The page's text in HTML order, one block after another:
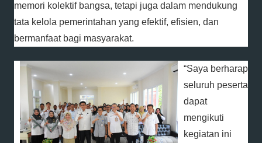
memori kolektif bangsa, tetapi juga dalam mendukung
tata kelola pemerintahan yang efektif, efisien, dan
bermanfaat bagi masyarakat.
“Saya berharap
seluruh peserta
dapat
mengikuti
kegiatan ini